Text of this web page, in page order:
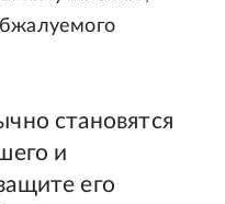
становятся
и
его